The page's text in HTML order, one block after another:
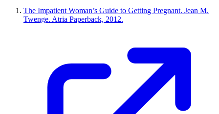
The Impatient Woman’s Guide to Getting Pregnant. Jean M.
Twenge. Atria Paperback, 2012.